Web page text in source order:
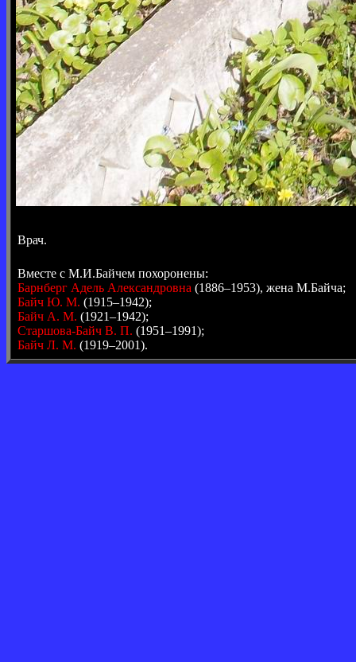
Врач.
Вместе с М.И.Байчем похоронены:
Барнберг Адель Александровна (1886–1953), жена М.Байча;
Байч Ю. М. (1915–1942);
Байч А. М. (1921–1942);
Старшова-Байч В. П. (1951–1991);
Байч Л. М. (1919–2001).